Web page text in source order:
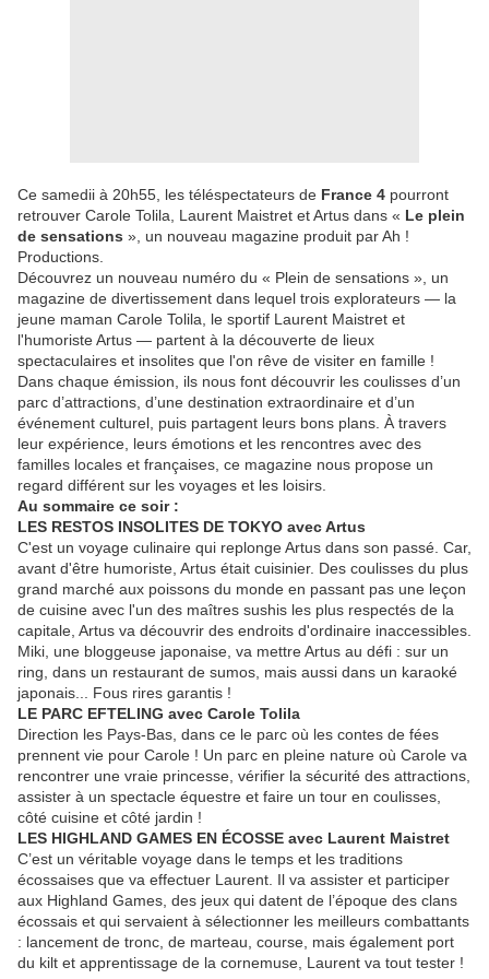
Ce samedii à 20h55, les téléspectateurs de France 4 pourront
retrouver Carole Tolila, Laurent Maistret et Artus dans « Le plein
de sensations », un nouveau magazine produit par Ah !
Productions.
Découvrez un nouveau numéro du « Plein de sensations », un
magazine de divertissement dans lequel trois explorateurs — la
jeune maman Carole Tolila, le sportif Laurent Maistret et
l'humoriste Artus — partent à la découverte de lieux
spectaculaires et insolites que l'on rêve de visiter en famille !
Dans chaque émission, ils nous font découvrir les coulisses d’un
parc d’attractions, d’une destination extraordinaire et d’un
événement culturel, puis partagent leurs bons plans. À travers
leur expérience, leurs émotions et les rencontres avec des
familles locales et françaises, ce magazine nous propose un
regard différent sur les voyages et les loisirs.
Au sommaire ce soir :
LES RESTOS INSOLITES DE TOKYO avec Artus
C'est un voyage culinaire qui replonge Artus dans son passé. Car,
avant d'être humoriste, Artus était cuisinier. Des coulisses du plus
grand marché aux poissons du monde en passant pas une leçon
de cuisine avec l'un des maîtres sushis les plus respectés de la
capitale, Artus va découvrir des endroits d'ordinaire inaccessibles.
Miki, une bloggeuse japonaise, va mettre Artus au défi : sur un
ring, dans un restaurant de sumos, mais aussi dans un karaoké
japonais... Fous rires garantis !
LE PARC EFTELING avec Carole Tolila
Direction les Pays-Bas, dans ce le parc où les contes de fées
prennent vie pour Carole ! Un parc en pleine nature où Carole va
rencontrer une vraie princesse, vérifier la sécurité des attractions,
assister à un spectacle équestre et faire un tour en coulisses,
côté cuisine et côté jardin !
LES HIGHLAND GAMES EN ÉCOSSE avec Laurent Maistret
C’est un véritable voyage dans le temps et les traditions
écossaises que va effectuer Laurent. Il va assister et participer
aux Highland Games, des jeux qui datent de l’époque des clans
écossais et qui servaient à sélectionner les meilleurs combattants
: lancement de tronc, de marteau, course, mais également port
du kilt et apprentissage de la cornemuse, Laurent va tout tester !